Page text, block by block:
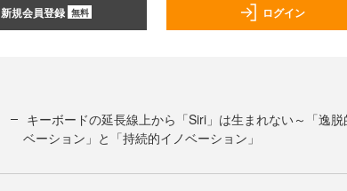
新規会員登録 無料 ログイン
キーボードの延長線上から「Siri」は生まれない～「逸脱
ベーション」と「持続的イノベーション」